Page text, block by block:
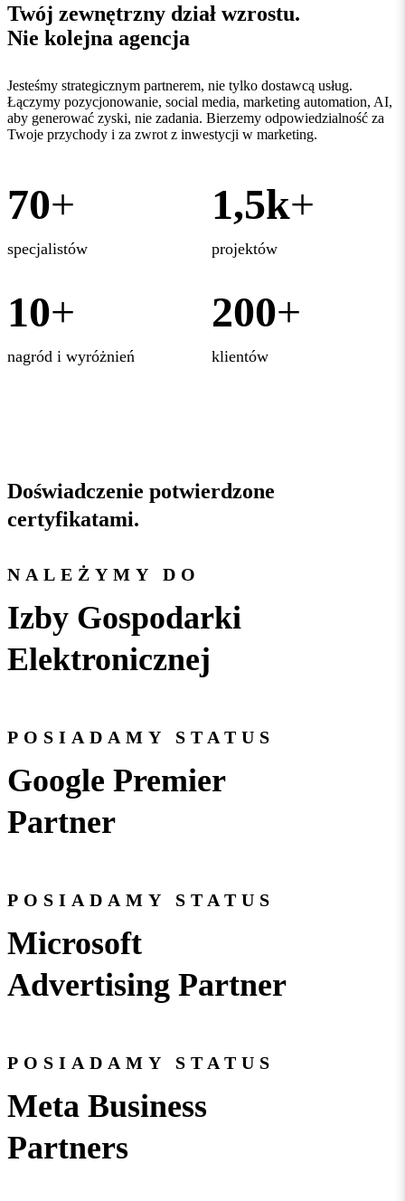
Twój zewnętrzny dział wzrostu.
Nie kolejna agencja
Jesteśmy strategicznym partnerem, nie tylko dostawcą usług.
Łączymy pozycjonowanie, social media, marketing automation, AI,
aby generować zyski, nie zadania. Bierzemy odpowiedzialność za
Twoje przychody i za zwrot z inwestycji w marketing.
70+
specjalistów
1,5k+
projektów
10+
nagród i wyróżnień
200+
klientów
Doświadczenie potwierdzone
certyfikatami.
NALEŻYMY DO
Izby Gospodarki
Elektronicznej
POSIADAMY STATUS
Google Premier
Partner
POSIADAMY STATUS
Microsoft
Advertising Partner
POSIADAMY STATUS
Meta Business
Partners